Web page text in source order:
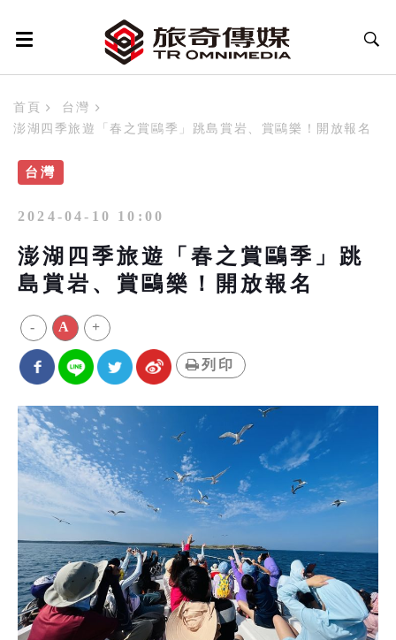
首頁
台灣
澎湖四季旅遊「春之賞鷗季」跳島賞岩、賞鷗樂！開放報名
台灣
2024-04-10 10:00
澎湖四季旅遊「春之賞鷗季」跳
島賞岩、賞鷗樂！開放報名
- A +
列印